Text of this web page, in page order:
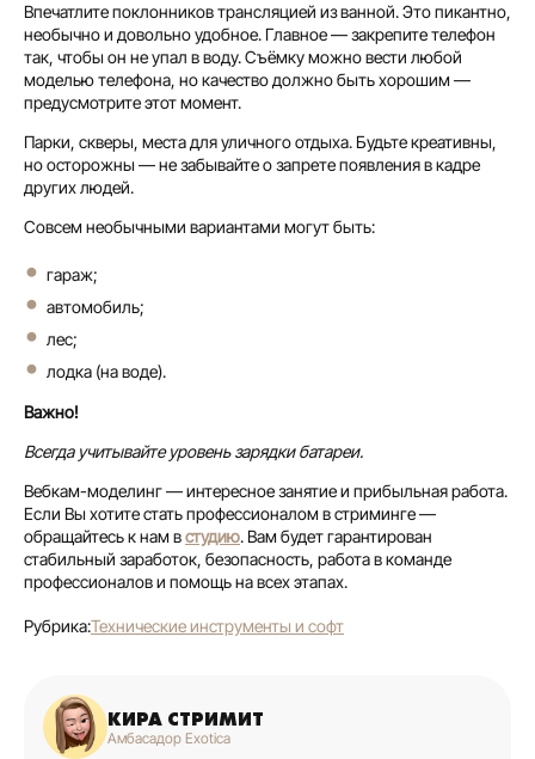
Впечатлите поклонников трансляцией из ванной. Это пикантно,
необычно и довольно удобное. Главное — закрепите телефон
так, чтобы он не упал в воду. Съёмку можно вести любой
моделью телефона, но качество должно быть хорошим —
предусмотрите этот момент.
Парки, скверы, места для уличного отдыха. Будьте креативны,
но осторожны — не забывайте о запрете появления в кадре
других людей.
Совсем необычными вариантами могут быть:
гараж;
автомобиль;
лес;
лодка (на воде).
Важно!
Всегда учитывайте уровень зарядки батареи.
Вебкам-моделинг — интересное занятие и прибыльная работа.
Если Вы хотите стать профессионалом в стриминге —
обращайтесь к нам встудию. Вам будет гарантирован
стабильный заработок, безопасность, работа в команде
профессионалов и помощь на всех этапах.
Рубрика:Технические инструменты и софт
КИРА СТРИМИТ
Амбасадор Exotica